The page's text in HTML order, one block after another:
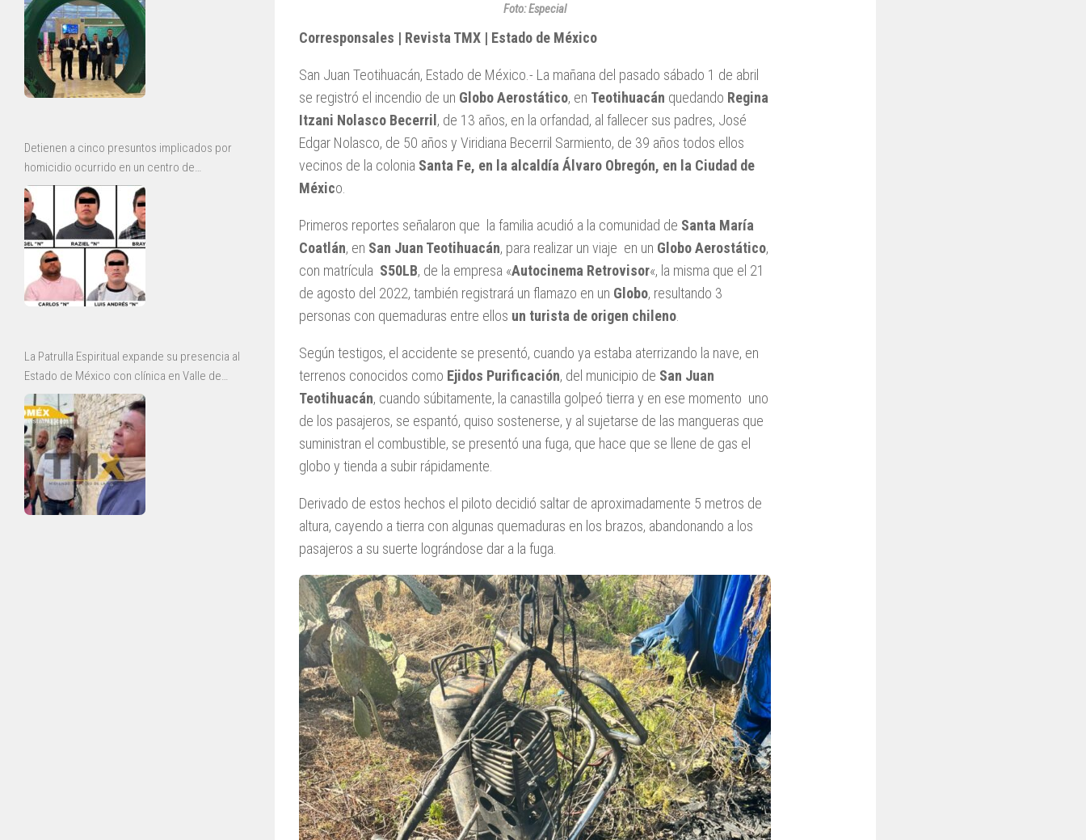
Foto: Especial
Corresponsales | Revista TMX | Estado de México
San Juan Teotihuacán, Estado de México.- La mañana del pasado sábado 1 de abril
se registró el incendio de un Globo Aerostático, en Teotihuacán quedando Regina
Itzani Nolasco Becerril, de 13 años, en la orfandad, al fallecer sus padres, José
Edgar Nolasco, de 50 años y Viridiana Becerril Sarmiento, de 39 años todos ellos
vecinos de la colonia Santa Fe, en la alcaldía Álvaro Obregón, en la Ciudad de
México.
Primeros reportes señalaron que la familia acudió a la comunidad de Santa María
Coatlán, en San Juan Teotihuacán, para realizar un viaje en un Globo Aerostático,
con matrícula S50LB, de la empresa «Autocinema Retrovisor«, la misma que el 21
de agosto del 2022, también registrará un flamazo en un Globo, resultando 3
personas con quemaduras entre ellos un turista de origen chileno
Según testigos, el accidente se presentó, cuando ya estaba aterrizando la nave, en
terrenos conocidos como Ejidos Purificación, del municipio de San Juan
Teotihuacán, cuando súbitamente, la canastilla golpeó tierra y en ese momento uno
de los pasajeros, se espantó, quiso sostenerse, y al sujetarse de las mangueras que
suministran el combustible, se presentó una fuga, que hace que se llene de gas el
globo y tienda a subir rápidamente.
Derivado de estos hechos el piloto decidió saltar de aproximadamente 5 metros de
altura, cayendo a tierra con algunas quemaduras en los brazos, abandonando a los
pasajeros a su suerte lográndose dar a la fuga.
Detienen a cinco presuntos implicados por
homicidio ocurrido en un centro de
rehabilitación de Ecatepec
La Patrulla Espiritual expande su presencia al
Estado de México con clínica en Valle de
Chalco y jornadas de rescate en Ecatepec